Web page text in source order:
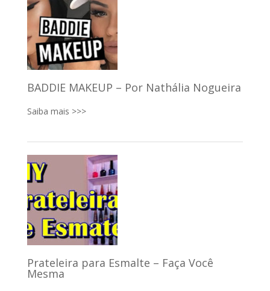
BADDIE MAKEUP – Por Nathália Nogueira
Saiba mais >>>
Prateleira para Esmalte – Faça Você
Mesma